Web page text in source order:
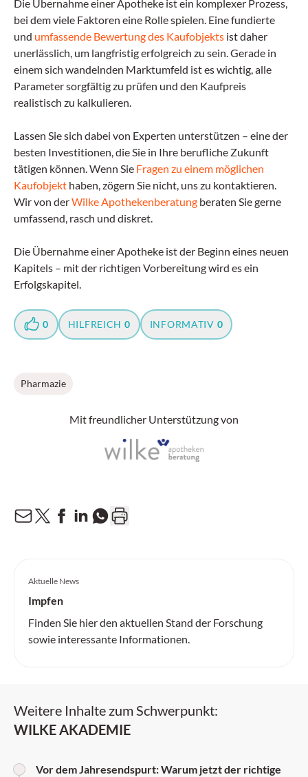
Die Übernahme einer Apotheke ist ein komplexer Prozess,
bei dem viele Faktoren eine Rolle spielen. Eine fundierte
und umfassende Bewertung des Kaufobjekts ist daher
unerlässlich, um langfristig erfolgreich zu sein. Gerade in
einem sich wandelnden Marktumfeld ist es wichtig, alle
Parameter sorgfältig zu prüfen und den Kaufpreis
realistisch zu kalkulieren.
Lassen Sie sich dabei von Experten unterstützen – eine der
besten Investitionen, die Sie in Ihre berufliche Zukunft
tätigen können. Wenn Sie Fragen zu einem möglichen
Kaufobjekt haben, zögern Sie nicht, uns zu kontaktieren.
Wir von derWilke Apothekenberatung beraten Sie gerne
umfassend, rasch und diskret.
Die Übernahme einer Apotheke ist der Beginn eines neuen
Kapitels – mit der richtigen Vorbereitung wird es ein
Erfolgskapitel.
0 HILFREICH 0 INFORMATIV 0
Pharmazie
Mit freundlicher Unterstützung von
Aktuelle News
Impfen
Finden Sie hier den aktuellen Stand der Forschung
sowie interessante Informationen.
Weitere Inhalte zum Schwerpunkt:
WILKE AKADEMIE
Vor dem Jahresendspurt: Warum jetzt der richtige